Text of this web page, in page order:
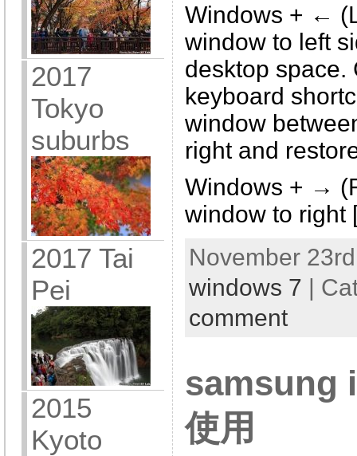
2017
Tokyo
suburbs
2017 Tai
Pei
2015
Kyoto
Windows + ←
window to left
desktop space.
keyboard
window
right and
Windows + →
window to
November
windows 7 |
comment
samsung
使用